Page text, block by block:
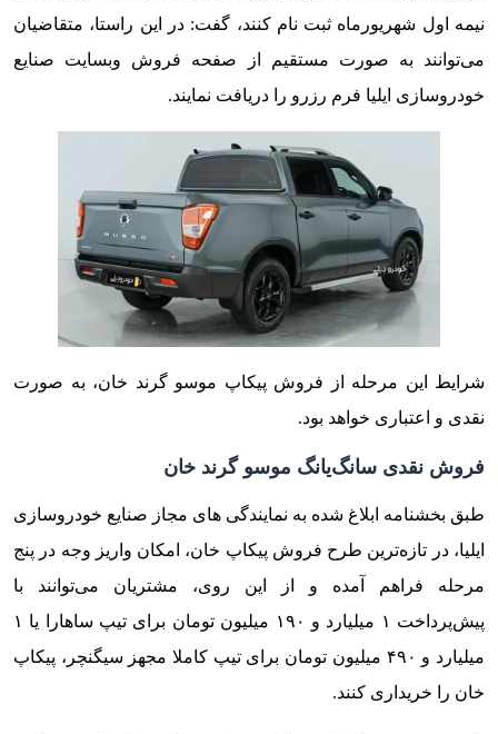
نیمه اول شهریورماه ثبت نام کنند، گفت: در این راستا، متقاضیان
می‌توانند به صورت مستقیم از صفحه فروش وبسایت صنایع
خودروسازی ایلیا فرم رزرو را دریافت نمایند.
شرایط این مرحله از فروش پیکاپ موسو گرند خان، به صورت
نقدی و اعتباری خواهد بود.
فروش نقدی سانگ‌یانگ موسو گرند خان
طبق بخشنامه ابلاغ شده به نمایندگی های مجاز صنایع خودروسازی
ایلیا، در تازه‌ترین طرح فروش پیکاپ خان، امکان واریز وجه در پنج
مرحله فراهم آمده و از این روی، مشتریان می‌توانند با
پیش‌پرداخت ۱ میلیارد و ۱۹۰ میلیون تومان برای تیپ ساهارا یا ۱
میلیارد و ۴۹۰ میلیون تومان برای تیپ کاملا مجهز سیگنچر، پیکاپ
خان را خریداری کنند.